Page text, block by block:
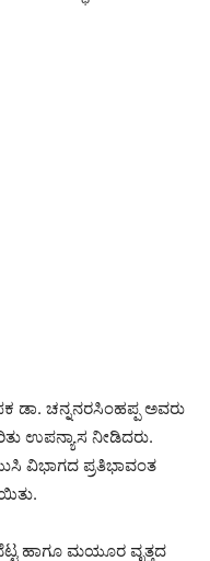
ಡಾ. ಚನ್ನನರಸಿಂಹಪ್ಪ ಅವರು
ಉಪನ್ಯಾಸ ನೀಡಿದರು.
ವಿಭಾಗದ ಪ್ರತಿಭಾವಂತ
ಹಾಗೂ ಮಯೂರ ವೃತ್ತದ